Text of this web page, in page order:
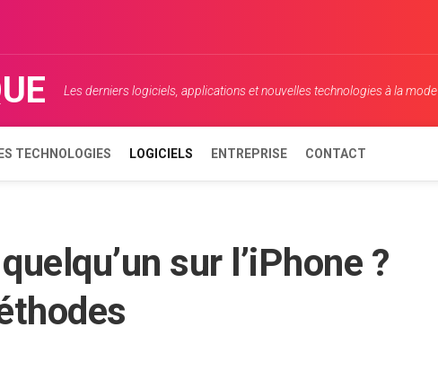
Les derniers logiciels, applications et nouvelles technologies à la mode
TECHNOLOGIES LOGICIELS ENTREPRISE CONTACT
sur l’iPhone ?